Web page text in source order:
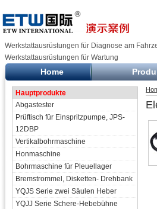
Werkstattausrüstungen für Diagnose am
Werkstattausrüstungen für Wartung
Home
Hauptprodukte
Abgastester
Prüftisch für Einspritzpumpe, JPS-
12DBP
Vertikalbohrmaschine
Honmaschine
Bohrmaschine für Pleuellager
Bremstrommel, Disketten- Drehbank
YQJS Serie zwei Säulen Heber
YQJJ Serie Schere-Hebebühne